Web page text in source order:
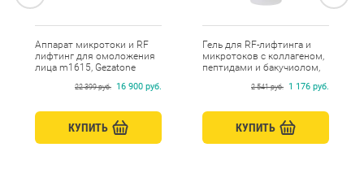
Аппарат микротоки и RF
лифтинг для омоложения
лица m1615, Gezatone
22 399 руб. 16 900 руб.
КУПИТЬ
Гель для RF-лифтинга и
микротоков с коллагеном,
пептидами и бакучиолом,
2 541 руб. 1 176 руб.
КУПИТЬ